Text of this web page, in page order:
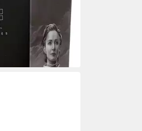
Mon Mothma,
bei dir